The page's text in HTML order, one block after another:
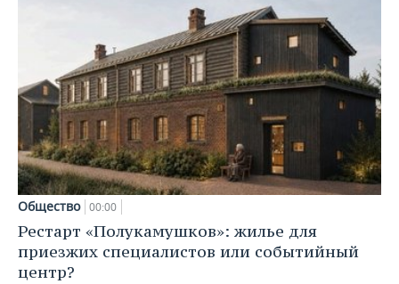
Общество 00:00
Рестарт «Полукамушков»: жилье для
приезжих специалистов или событийный
центр?